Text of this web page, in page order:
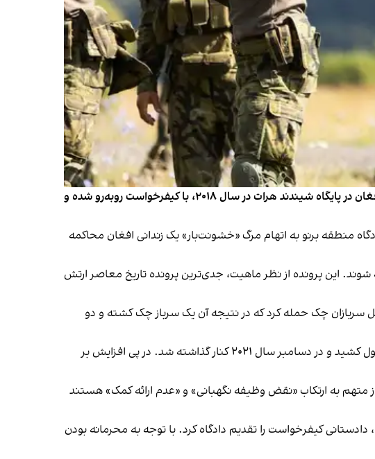
رادیو پراگ گزارش داد که چهار سرباز نیروهای ویژه جمهوری چک به اتهام نقش داشتن در مرگ یک نظامی پیشین افغان در پایگاه شیندند هرات در سال ۲۰۱۸، با کیفرخواست روبه‌رو شده و
منطقه برنو به اتهام مرگ «خشونت‌بار» یک زندانی افغان محاکمه
این پرونده از نظر ماهیت، جدی‌ترین پرونده تاریخ معاصر ارتش
به موتر حامل سربازان چک حمله کرد که در نتیجه آن یک سرباز چک کشته و دو
براساس گزارش رسانه‌های جمهوری چک، پولیس تحقیقات را در آن زمان آغاز کرد و این پرونده بیش از سه سال طول کشید و در دسامبر سال ۲۰۲۱ کنار گذاشته شد. در پی افزایش بر
به ارتکاب «نقض وظیفه نگهبانی» و «عدم ارائه کمک» هستند
کیفرخواست را تقدیم دادگاه کرد. با توجه به محرمانه بودن